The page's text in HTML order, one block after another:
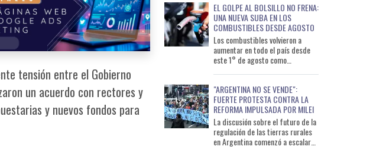
tensión entre el Gobierno
un acuerdo con rectores y
y nuevos fondos para
EL GOLPE AL BOLSILLO NO FRENA:
UNA NUEVA SUBA EN LOS
COMBUSTIBLES DESDE AGOSTO
Los combustibles volvieron a
aumentar en todo el país desde
este 1° de agosto como
naciona
"ARGENTINA NO SE VENDE":
FUERTE PROTESTA CONTRA LA
REFORMA IMPULSADA POR MILEI
La discusión sobre el futuro de la
regulación de las tierras rurales
en Argentina comenzó a escalar